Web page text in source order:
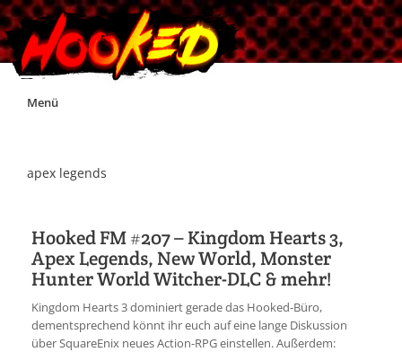
Skip
Menü
Impressum
Jobs
apex legends
Hooked FM #207 – Kingdom Hearts 3,
Apex Legends, New World, Monster
Hunter World Witcher-DLC & mehr!
Kingdom Hearts 3 dominiert gerade das Hooked-Büro,
dementsprechend könnt ihr euch auf eine lange Diskussion
über SquareEnix neues Action-RPG einstellen. Außerdem: